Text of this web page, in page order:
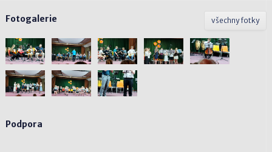
všechny fotky
Fotogalerie
Podpora